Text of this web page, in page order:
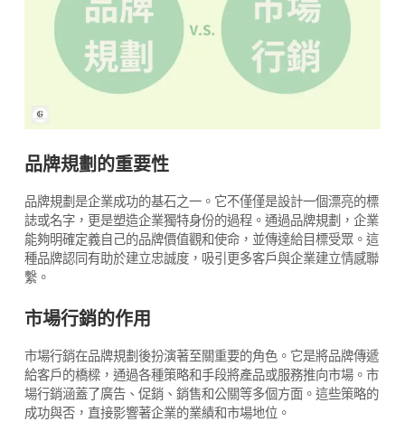
品牌規劃的重要性
品牌規劃是企業成功的基石之一。它不僅僅是設計一個漂亮的標
誌或名字，更是塑造企業獨特身份的過程。通過品牌規劃，企業
能夠明確定義自己的品牌價值觀和使命，並傳達給目標受眾。這
種品牌認同有助於建立忠誠度，吸引更多客戶與企業建立情感聯
繫。
市場行銷的作用
市場行銷在品牌規劃後扮演著至關重要的角色。它是將品牌傳遞
給客戶的橋樑，通過各種策略和手段將產品或服務推向市場。市
場行銷涵蓋了廣告、促銷、銷售和公關等多個方面。這些策略的
成功與否，直接影響著企業的業績和市場地位。